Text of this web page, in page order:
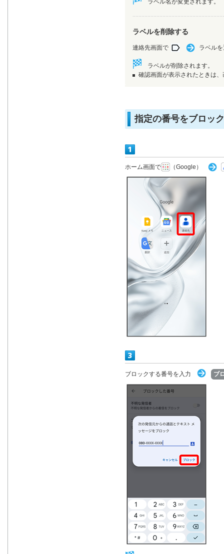
ラベルを削除する
連絡先画面で ラベル
ラベルが削除されます。
確認画面が表示されたときは
指定の番号をブロッ
ホーム画面で （Google）
ブロックする番号を入力 ブ